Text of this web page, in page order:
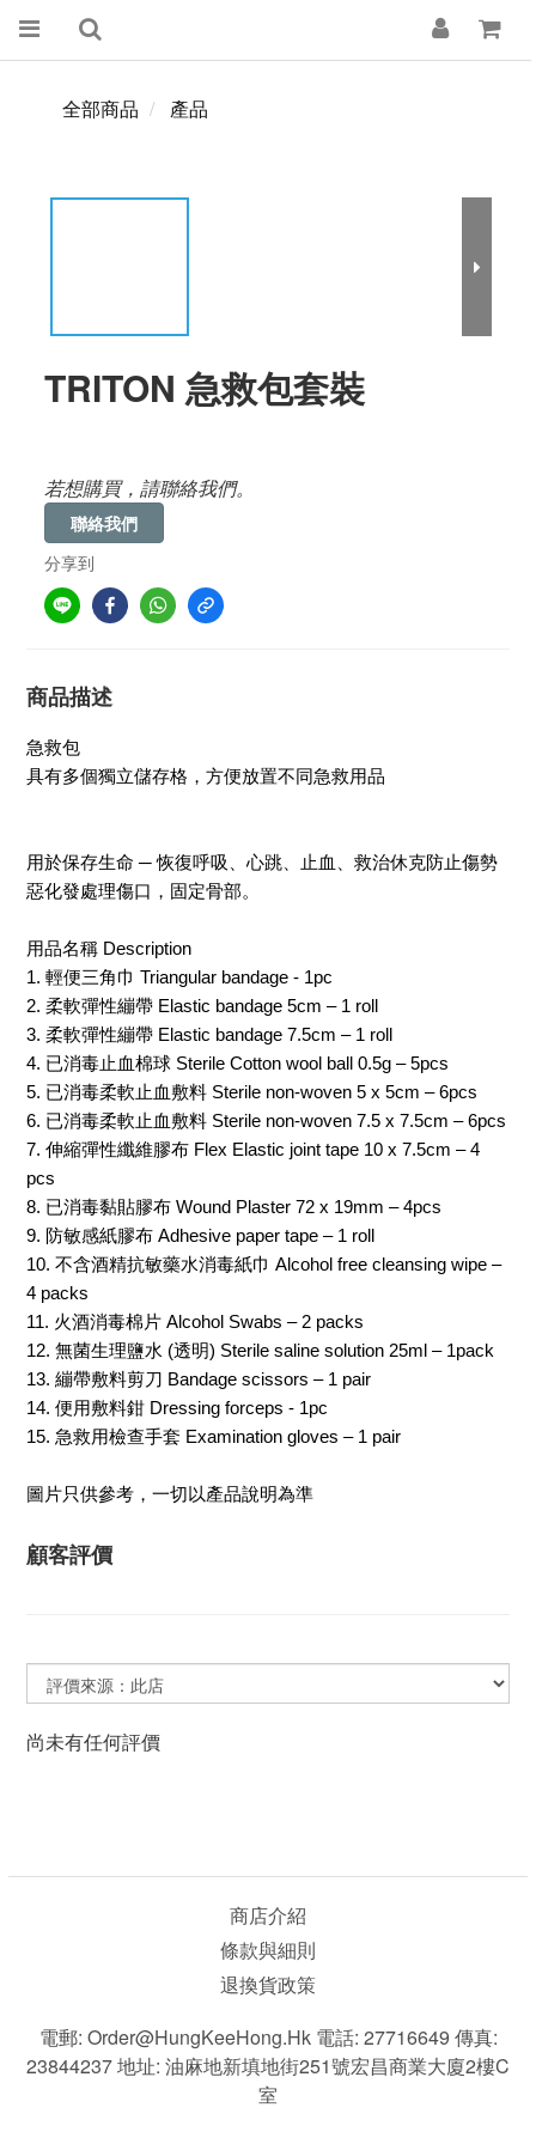
全部商品 產品
TRITON 急救包套裝
若想購買，請聯絡我們。
聯絡我們
分享到
商品描述
急救包
具有多個獨立儲存格，方便放置不同急救用品
用於保存生命 ─ 恢復呼吸、心跳、止血、救治休克防止傷勢
惡化發處理傷口，固定骨部。
用品名稱 Description
1. 輕便三角巾 Triangular bandage - 1pc
2. 柔軟彈性繃帶 Elastic bandage 5cm – 1 roll
3. 柔軟彈性繃帶 Elastic bandage 7.5cm – 1 roll
4. 已消毒止血棉球 Sterile Cotton wool ball 0.5g – 5pcs
5. 已消毒柔軟止血敷料 Sterile non-woven 5 x 5cm – 6pcs
6. 已消毒柔軟止血敷料 Sterile non-woven 7.5 x 7.5cm – 6pcs
7. 伸縮彈性纖維膠布 Flex Elastic joint tape 10 x 7.5cm – 4
pcs
8. 已消毒黏貼膠布 Wound Plaster 72 x 19mm – 4pcs
9. 防敏感紙膠布 Adhesive paper tape – 1 roll
10. 不含酒精抗敏藥水消毒紙巾 Alcohol free cleansing wipe –
4 packs
11. 火酒消毒棉片 Alcohol Swabs – 2 packs
12. 無菌生理鹽水 (透明) Sterile saline solution 25ml – 1pack
13. 繃帶敷料剪刀 Bandage scissors – 1 pair
14. 便用敷料鉗 Dressing forceps - 1pc
15. 急救用檢查手套 Examination gloves – 1 pair
圖片只供參考，一切以產品說明為準
顧客評價
尚未有任何評價
商店介紹
條款與細則
退換貨政策
電郵: Order@HungKeeHong.hk 電話: 27716649 傳真:
23844237 地址: 油麻地新填地街251號宏昌商業大廈2樓C
室